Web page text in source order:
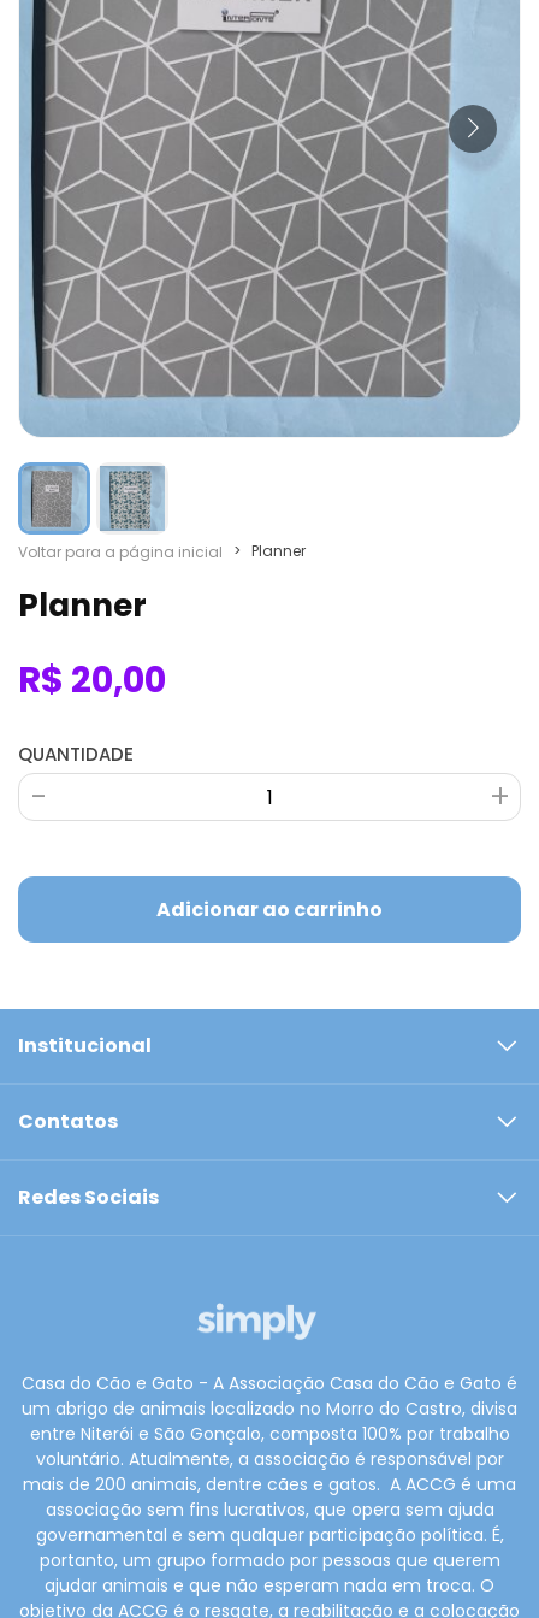
Voltar para a página inicial > Planner
Planner
R$ 20,00
QUANTIDADE
+
- +
-
Adicionar ao carrinho
Institucional
Contatos
Redes Sociais
Casa do Cão e Gato - A Associação Casa do Cão e Gato é
um abrigo de animais localizado no Morro do Castro, divisa
entre Niterói e São Gonçalo, composta 100% por trabalho
voluntário. Atualmente, a associação é responsável por
mais de 200 animais, dentre cães e gatos. ​ A ACCG é uma
associação sem fins lucrativos, que opera sem ajuda
governamental e sem qualquer participação política. É,
portanto, um grupo formado por pessoas que querem
ajudar animais e que não esperam nada em troca. O
objetivo da ACCG é o resgate, a reabilitação e a colocação